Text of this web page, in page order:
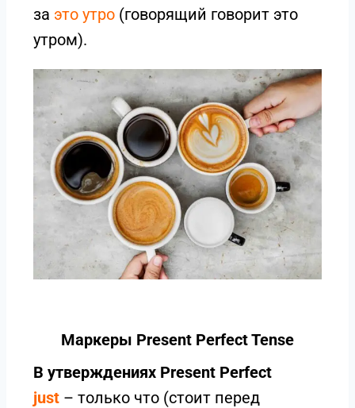
за это утро (говорящий говорит это
утром).
Маркеры Present Perfect Tense
В утверждениях Present Perfect
just – только что (стоит перед